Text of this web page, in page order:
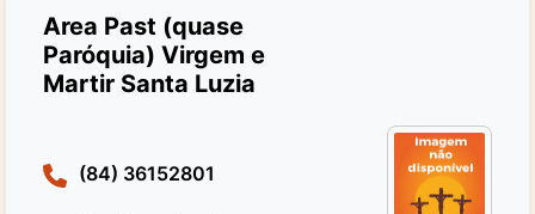
Area Past (quase
Paróquia) Virgem e
Martir Santa Luzia
(84) 36152801